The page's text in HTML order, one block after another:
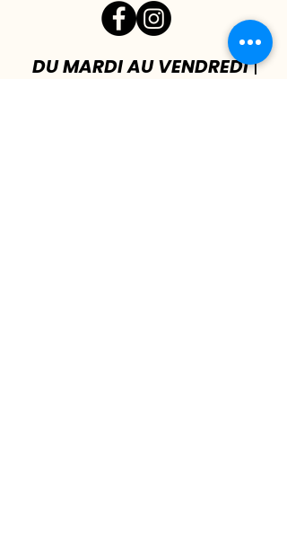
DU MARDI AU VENDREDI|